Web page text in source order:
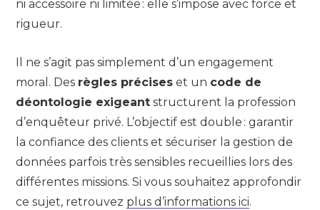
ni accessoire ni limitée : elle s’impose avec force et
rigueur.
Il ne s’agit pas simplement d’un engagement
moral. Des règles précises et un code de
déontologie exigeant structurent la profession
d’enquêteur privé. L’objectif est double : garantir
la confiance des clients et sécuriser la gestion de
données parfois très sensibles recueillies lors des
différentes missions. Si vous souhaitez approfondir
ce sujet, retrouvez plus d’informations ici.